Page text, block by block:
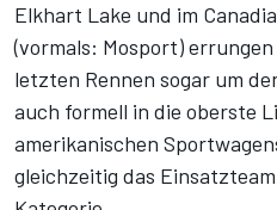
Elkhart Lake und im
(vormals: Mosport)
letzten Rennen sogar um
auch formell in die oberste
amerikanischen
gleichzeitig das